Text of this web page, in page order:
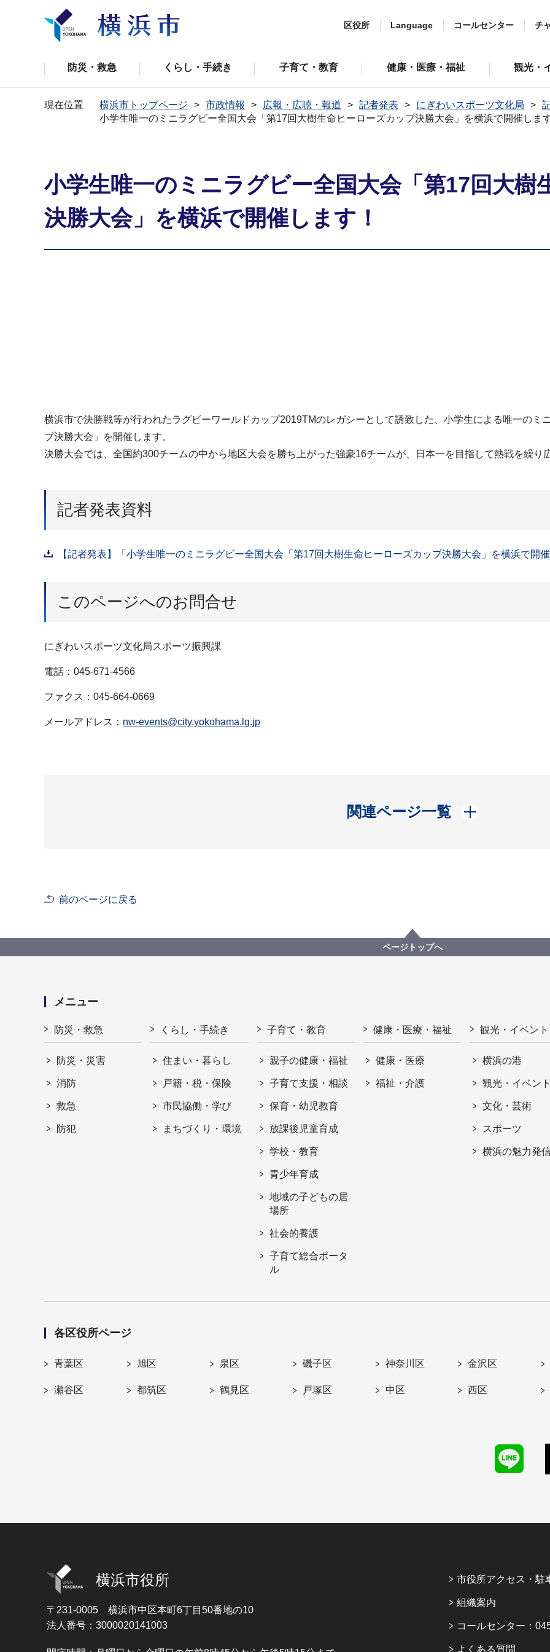
区役所 Language コールセンター チ
防災・救急 くらし・手続き 子育て・教育 健康・医療・福祉 観光・
現在位置 横浜市トップページ 市政情報 広報・広聴・報道 記者発表 にぎわいスポーツ文化局
小学生唯一のミニラグビー全国大会「第17回大樹生命ヒーローズカップ決勝大会」を横浜で開催します
小学生唯一のミニラグビー全国大会「第17回大樹
決勝大会」を横浜で開催します！
横浜市で決勝戦等が行われたラグビーワールドカップ2019TMのレガシーとして誘致した、小学生による唯一のミ
プ決勝大会」を開催します。
決勝大会では、全国約300チームの中から地区大会を勝ち上がった強豪16チームが、日本一を目指して熱戦を繰り
記者発表資料
【記者発表】「小学生唯一のミニラグビー全国大会「第17回大樹生命ヒーローズカップ決勝大会」を横浜で開
このページへのお問合せ
にぎわいスポーツ文化局スポーツ振興課
電話：045-671-4566
ファクス：045-664-0669
メールアドレス： nw-events@city.yokohama.lg.jp
関連ページ一覧
開く
前のページに戻る
ページトップへ
メニュー
防災・救急
防災・災害
消防
救急
防犯
くらし・手続き
住まい・暮らし
戸籍・税・保険
市民協働・学び
まちづくり・環境
子育て・教育
親子の健康・福祉
子育て支援・相談
保育・幼児教育
放課後児童育成
学校・教育
青少年育成
地域の子どもの居
場所
社会的養護
子育て総合ポータ
ル
健康・医療・福祉
健康・医療
福祉・介護
観光・イベント
横浜の港
観光・イベント
文化・芸術
スポーツ
横浜の魅力発
各区役所ページ
青葉区 旭区 泉区 磯子区 神奈川区 金沢区
瀬谷区 都筑区 鶴見区 戸塚区 中区 西区
横浜市役所
〒231-0005 横浜市中区本町6丁目50番地の10
法人番号：3000020141003
市役所アクセス・駐
組織案内
コールセンター：
よくある質問